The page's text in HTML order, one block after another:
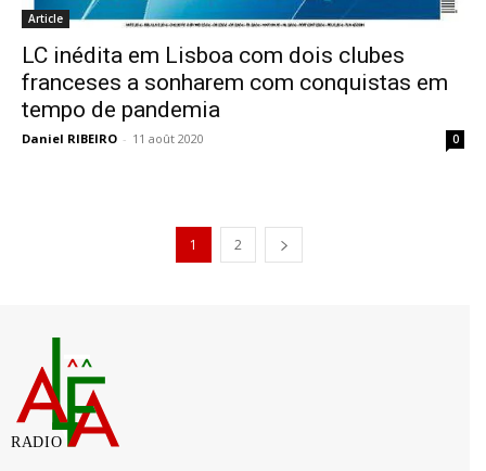
Article
LC inédita em Lisboa com dois clubes
franceses a sonharem com conquistas em
tempo de pandemia
Daniel RIBEIRO - 11 août 2020 0
1 2
RADIO